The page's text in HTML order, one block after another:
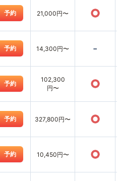
予約 21,000円〜 ○
予約 14,300円〜 -
予約
102,300
円〜
○
予約 327,800円〜 ○
予約 10,450円〜 ○